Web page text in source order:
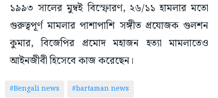
১৯৯৩ সালের মুম্বই বিস্ফোরণ, ২৬/১১ হামলার মতো
গুরুত্বপূর্ণ মামলার পাশাপাশি সঙ্গীত প্রযোজক গুলশন
কুমার, বিজেপির প্রমোদ মহাজন হত্যা মামলাতেও
আইনজীবী হিসেবে কাজ করেছেন।
#Bengali news #bartaman news